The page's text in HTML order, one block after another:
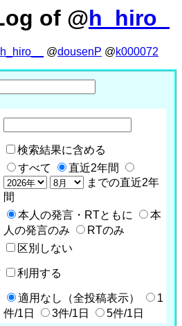
of @h_hiro_
@dousenP @k000072
検索結果に含める
すべて
直近2年間
までの直近2年
間
本人の発言・RTともに
本
人の発言のみ
RTのみ
区別しない
利用する
適用なし（全投稿表示）
1
件/1日
3件/1日 5件/1日